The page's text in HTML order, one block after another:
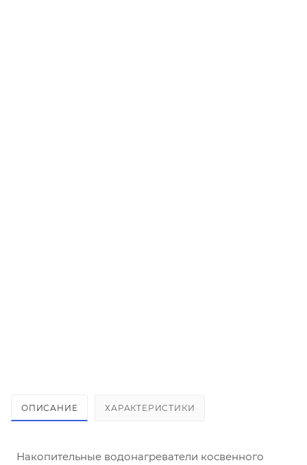
ОПИСАНИЕ ХАРАКТЕРИСТИКИ
Накопительные водонагреватели косвенного